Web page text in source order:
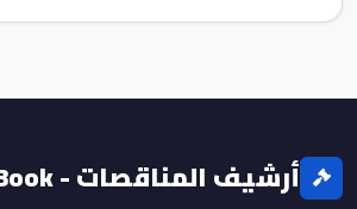
أرشيف المناقصات - BidBook